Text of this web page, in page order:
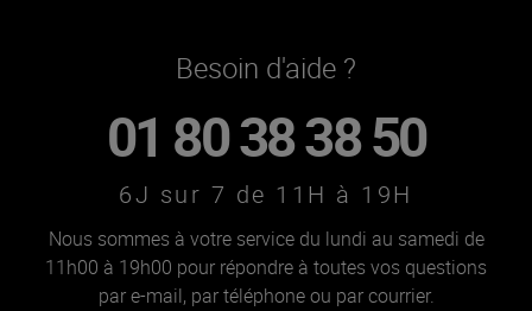
Besoin d'aide ?
01 80 38 38 50
6J sur 7 de 11H à 19H
Nous sommes à votre service du lundi au samedi de
11h00 à 19h00 pour répondre à toutes vos questions
par e-mail, par téléphone ou par courrier.